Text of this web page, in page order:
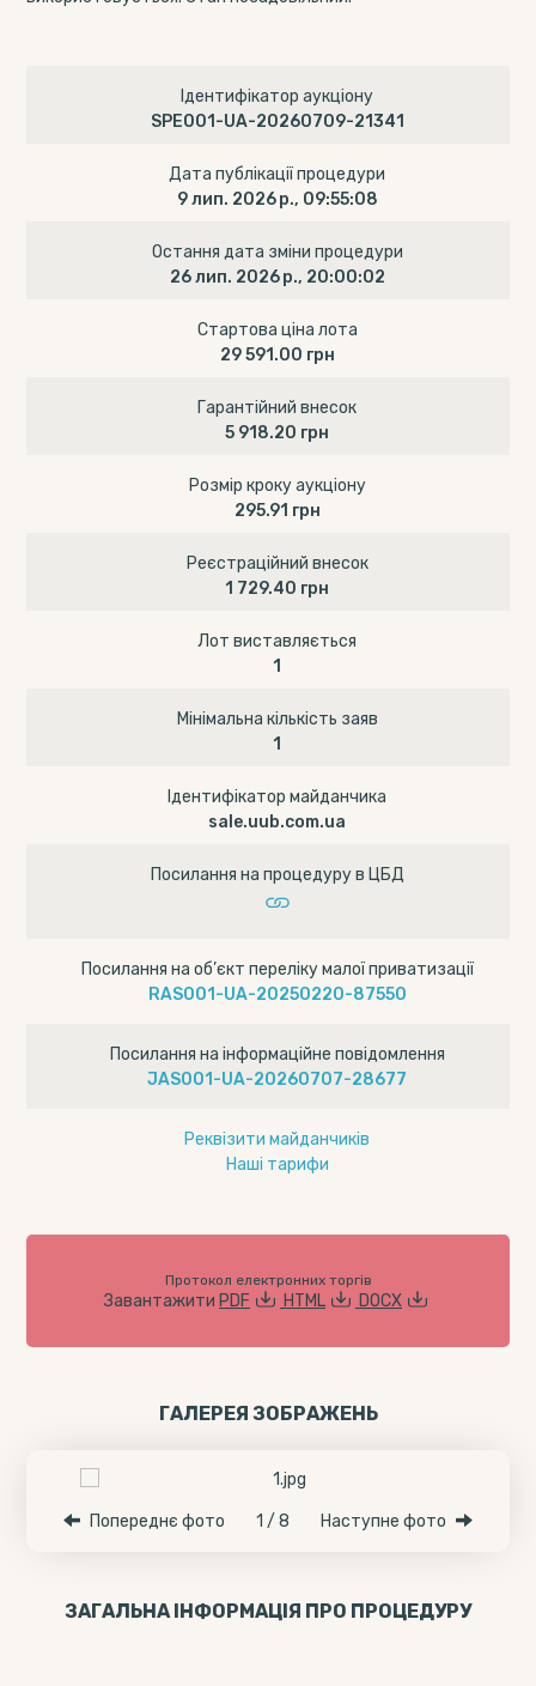
Ідентифікатор аукціону
SPE001-UA-20260709-21341
Дата публікації процедури
9 лип. 2026 р., 09:55:08
Остання дата зміни процедури
26 лип. 2026 р., 20:00:02
Стартова ціна лота
29 591.00 грн
Гарантійний внесок
5 918.20 грн
Розмір кроку аукціону
295.91 грн
Реєстраційний внесок
1 729.40 грн
Лот виставляється
1
Мінімальна кількість заяв
1
Ідентифікатор майданчика
sale.uub.com.ua
Посилання на процедуру в ЦБД
Посилання на об’єкт переліку малої приватизації
RAS001-UA-20250220-87550
Посилання на інформаційне повідомлення
JAS001-UA-20260707-28677
Реквізити майданчиків
Наші тарифи
Протокол електронних торгів
Завантажити PDF HTML DOCX
ГАЛЕРЕЯ ЗОБРАЖЕНЬ
Попереднє фото 1 / 8 Наступне фото
ЗАГАЛЬНА ІНФОРМАЦІЯ ПРО ПРОЦЕДУРУ